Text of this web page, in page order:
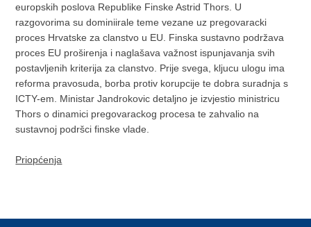
europskih poslova Republike Finske Astrid Thors. U
razgovorima su dominiirale teme vezane uz pregovaracki
proces Hrvatske za clanstvo u EU. Finska sustavno podržava
proces EU proširenja i naglašava važnost ispunjavanja svih
postavljenih kriterija za clanstvo. Prije svega, kljucu ulogu ima
reforma pravosuda, borba protiv korupcije te dobra suradnja s
ICTY-em. Ministar Jandrokovic detaljno je izvjestio ministricu
Thors o dinamici pregovarackog procesa te zahvalio na
sustavnoj podršci finske vlade.
Priopćenja